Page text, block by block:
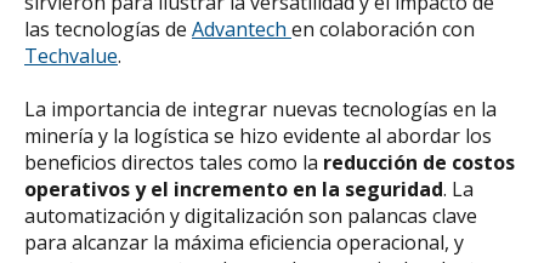
las tecnologías de Advantech en colaboración con
Techvalue.
La importancia de integrar nuevas tecnologías en la
minería y la logística se hizo evidente al abordar los
beneficios directos tales como la reducción de costos
operativos y el incremento en la seguridad. La
automatización y digitalización son palancas clave
para alcanzar la máxima eficiencia operacional, y